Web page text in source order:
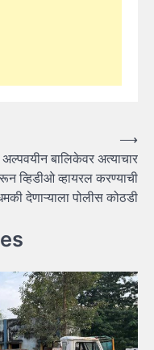
अल्पवयीन बालिकेवर अत्याचार
व्हिडीओ व्हायरल करण्याची
देणाऱ्याला पोलीस कोठडी
⟶